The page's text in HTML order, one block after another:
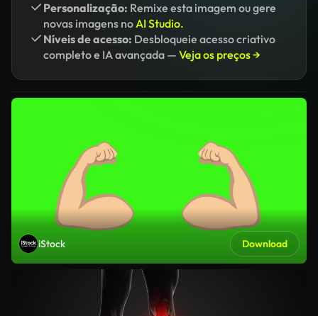
Personalização: Remixe esta imagem ou gere
novas imagens noAI Studio.
Níveis de acesso: Desbloqueie acesso criativo
completo e IA avançada — Veja os preços →
iStock Download